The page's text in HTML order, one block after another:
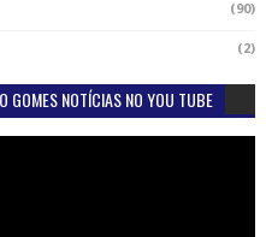
(90)
(2)
GOMES NOTÍCIAS NO YOU TUBE